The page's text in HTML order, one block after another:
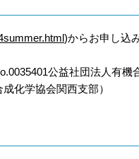
)からお申し込
公益社団法人有機
化学協会関西支部）